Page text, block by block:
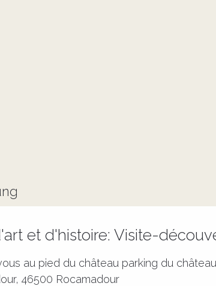
et d'histoire: Visite-
au pied du château parking du
46500 Rocamadour